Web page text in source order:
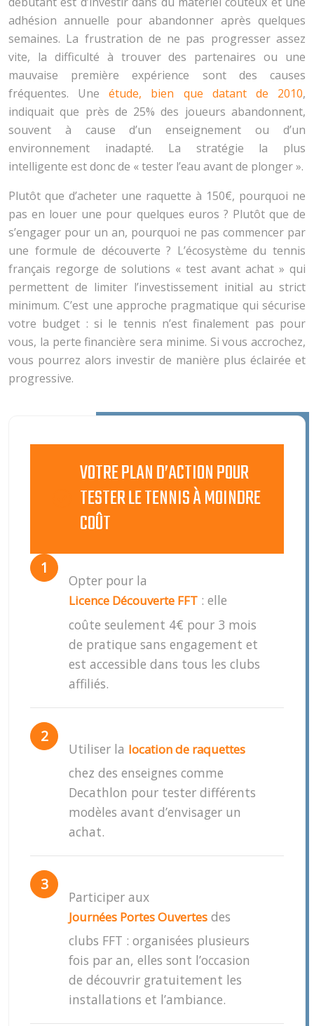
adhésion annuelle pour abandonner après quelques
semaines. La frustration de ne pas progresser assez
vite, la difficulté à trouver des partenaires ou une
mauvaise première expérience sont des causes
fréquentes. Uneétude, bien que datant de 2010,
indiquait que près de 25% des joueurs abandonnent,
souvent à cause d’un enseignement ou d’un
environnement inadapté. La stratégie la plus
intelligente est donc de « tester l’eau avant de plonger ».
Plutôt que d’acheter une raquette à 150€, pourquoi ne
pas en louer une pour quelques euros ? Plutôt que de
s’engager pour un an, pourquoi ne pas commencer par
une formule de découverte ? L’écosystème du tennis
français regorge de solutions « test avant achat » qui
permettent de limiter l’investissement initial au strict
minimum. C’est une approche pragmatique qui sécurise
votre budget : si le tennis n’est finalement pas pour
vous, la perte financière sera minime. Si vous accrochez,
vous pourrez alors investir de manière plus éclairée et
progressive.
VOTRE PLAN D’ACTION POUR
TESTER LE TENNIS À MOINDRE
COÛT
Opter pour la
Licence Découverte FFT : elle
coûte seulement 4€ pour 3 mois
de pratique sans engagement et
est accessible dans tous les clubs
affiliés.
Utiliser la location de raquettes
chez des enseignes comme
Decathlon pour tester différents
modèles avant d’envisager un
achat.
Participer aux
Journées Portes Ouvertes des
clubs FFT : organisées plusieurs
fois par an, elles sont l’occasion
de découvrir gratuitement les
installations et l’ambiance.